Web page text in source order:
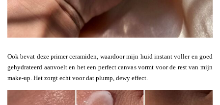
Ook bevat deze primer ceramiden, waardoor mijn huid instant voller en goed
gehydrateerd aanvoelt en het een perfect canvas vormt voor de rest van mijn
make-up. Het zorgt echt voor dat plump, dewy effect.